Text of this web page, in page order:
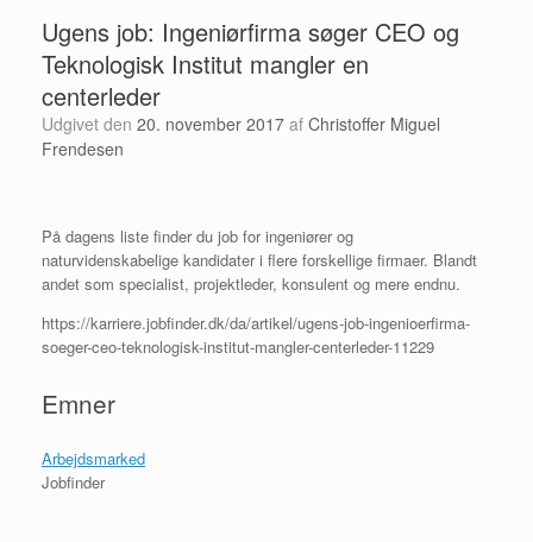
Ugens job: Ingeniørfirma søger CEO og
Teknologisk Institut mangler en
centerleder
Udgivet den 20. november 2017 af Christoffer Miguel
Frendesen
På dagens liste finder du job for ingeniører og
naturvidenskabelige kandidater i flere forskellige firmaer. Blandt
andet som specialist, projektleder, konsulent og mere endnu.
https://karriere.jobfinder.dk/da/artikel/ugens-job-ingenioerfirma-
soeger-ceo-teknologisk-institut-mangler-centerleder-11229
Emner
Arbejdsmarked
Jobfinder